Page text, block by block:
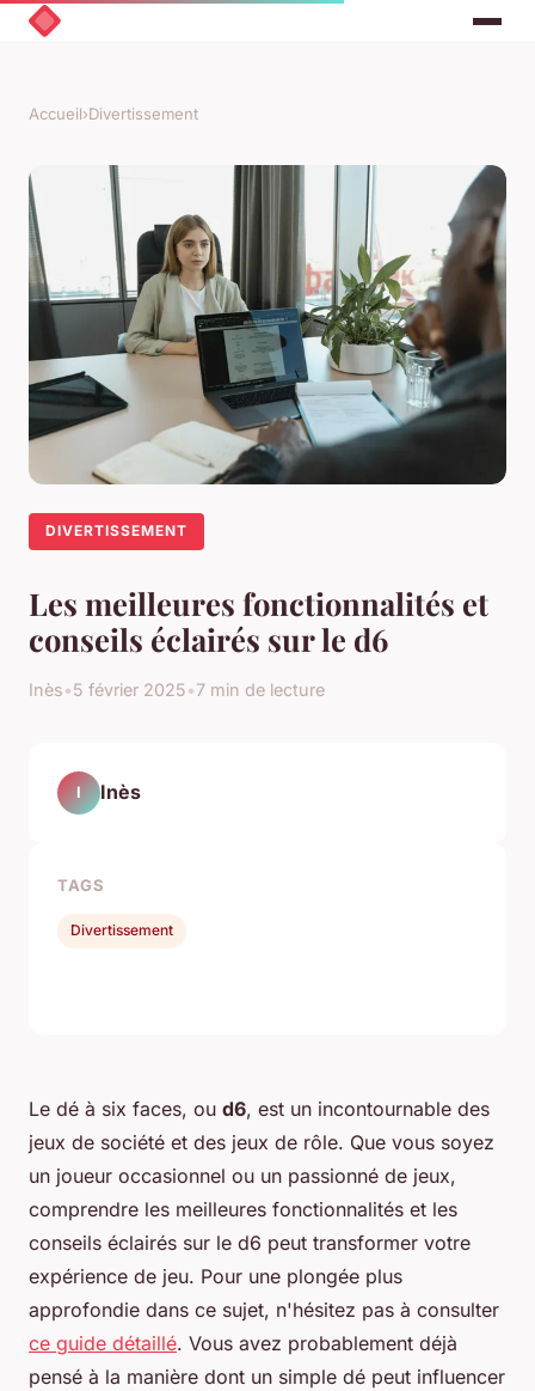
Accueil›Divertissement
DIVERTISSEMENT
Les meilleures fonctionnalités et
conseils éclairés sur le d6
Inès•5 février 2025•7 min de lecture
Le dé à six faces, ou d6, est un incontournable des
jeux de société et des jeux de rôle. Que vous soyez
un joueur occasionnel ou un passionné de jeux,
comprendre les meilleures fonctionnalités et les
conseils éclairés sur le d6 peut transformer votre
expérience de jeu. Pour une plongée plus
approfondie dans ce sujet, n'hésitez pas à consulter
ce guide détaillé. Vous avez probablement déjà
pensé à la manière dont un simple dé peut influencer
I Inès
TAGS
Divertissement